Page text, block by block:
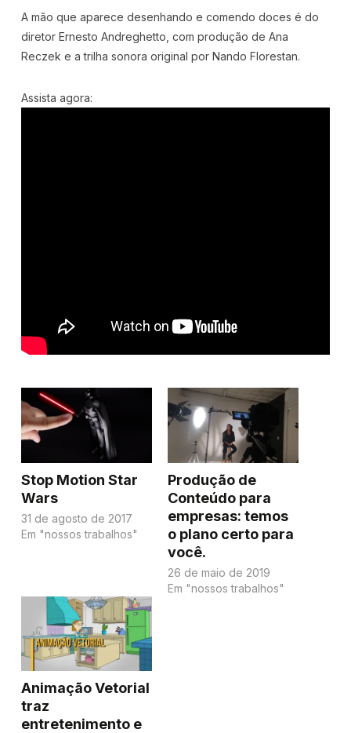
A mão que aparece desenhando e comendo doces é do
diretor Ernesto Andreghetto, com produção de Ana
Reczek e a trilha sonora original por Nando Florestan.
Assista agora:
Stop Motion Star
Wars
31 de agosto de 2017
Em "nossos trabalhos"
Produção de
Conteúdo para
empresas: temos
o plano certo para
você.
26 de maio de 2019
Em "nossos trabalhos"
Animação Vetorial
traz
entretenimento e